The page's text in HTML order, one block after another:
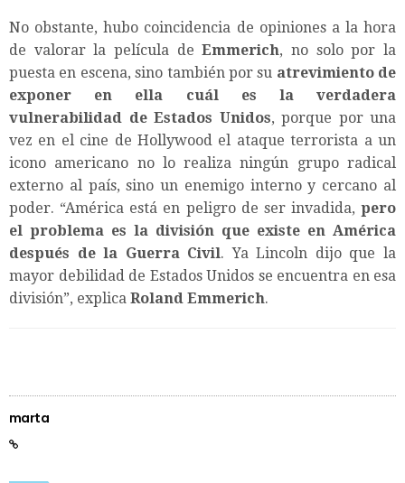
No obstante, hubo coincidencia de opiniones a la hora
de valorar la película deEmmerich, no solo por la
puesta en escena, sino también por su atrevimiento de
exponer en ella cuál es la verdadera
vulnerabilidad de Estados Unidos, porque por una
vez en el cine de Hollywood el ataque terrorista a un
icono americano no lo realiza ningún grupo radical
externo al país, sino un enemigo interno y cercano al
poder. “América está en peligro de ser invadida, pero
el problema es la división que existe en América
después de la Guerra Civil. Ya Lincoln dijo que la
mayor debilidad de Estados Unidos se encuentra en esa
división”, explica Roland Emmerich.
marta